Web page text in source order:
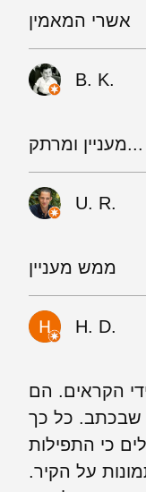
אשרי המאמין
B. K.
מעניין ומרתק...
U. R.
ממש מעניין
H. D.
הקראים. הם
שבכתב. כל כך
כי התפילות
על הקיר.